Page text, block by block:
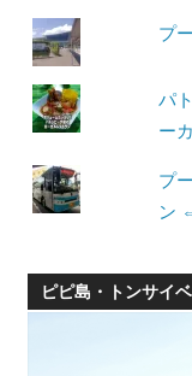
プ
パ
ー
プ
ン
ピピ島・トンサイ